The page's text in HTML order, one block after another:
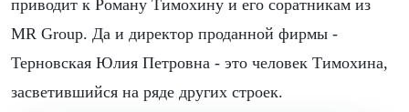
приводит к Роману Тимохину и его соратникам из
MR Group. Да и директор проданной фирмы -
Терновская Юлия Петровна - это человек Тимохина,
засветившийся на ряде других строек.